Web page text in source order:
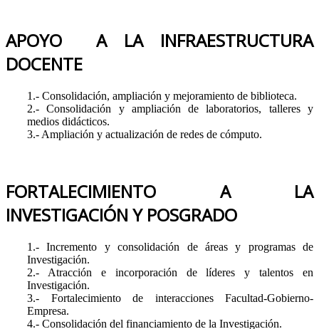
APOYO A LA INFRAESTRUCTURA
DOCENTE
1.- Consolidación, ampliación y mejoramiento de biblioteca.
2.- Consolidación y ampliación de laboratorios, talleres y
medios didácticos.
3.- Ampliación y actualización de redes de cómputo.
FORTALECIMIENTO A LA
INVESTIGACIÓN Y POSGRADO
1.- Incremento y consolidación de áreas y programas de
Investigación.
2.- Atracción e incorporación de líderes y talentos en
Investigación.
3.- Fortalecimiento de interacciones Facultad-Gobierno-
Empresa.
4.- Consolidación del financiamiento de la Investigación.